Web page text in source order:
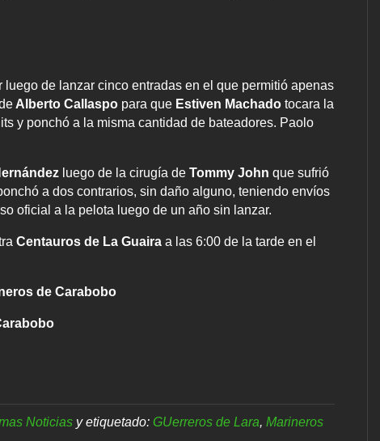
luego de lanzar cinco entradas en el que permitió apenas
Alberto Callaspo para que Estiven Machado tocara la
y ponchó a la misma cantidad de bateadores. Paolo
luego de la cirugía de Tommy John que sufrió
a dos contrarios, sin daño alguno, teniendo envíos
oficial a la pelota luego de un año sin lanzar.
Centauros de La Guaira a las 6:00 de la tarde en el
de Carabobo
Noticias y etiquetado: GUerreros de Lara, Marineros